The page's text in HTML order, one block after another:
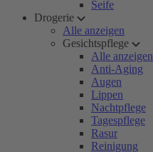
Seife
Drogerie
Alle anzeigen
Gesichtspflege
Alle anzeigen
Anti-Aging
Augen
Lippen
Nachtpflege
Tagespflege
Rasur
Reinigung